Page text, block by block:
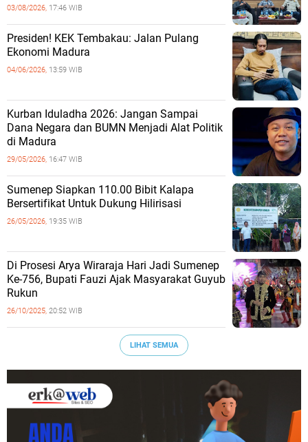
03/08/2026, 17:46 WIB
Presiden! KEK Tembakau: Jalan Pulang
Ekonomi Madura
04/06/2026, 13:59 WIB
Kurban Iduladha 2026: Jangan Sampai
Dana Negara dan BUMN Menjadi Alat Politik
di Madura
29/05/2026, 16:47 WIB
Sumenep Siapkan 110.00 Bibit Kalapa
Bersertifikat Untuk Dukung Hilirisasi
26/05/2026, 19:35 WIB
Di Prosesi Arya Wiraraja Hari Jadi Sumenep
Ke-756, Bupati Fauzi Ajak Masyarakat Guyub
Rukun
26/10/2025, 20:52 WIB
LIHAT SEMUA